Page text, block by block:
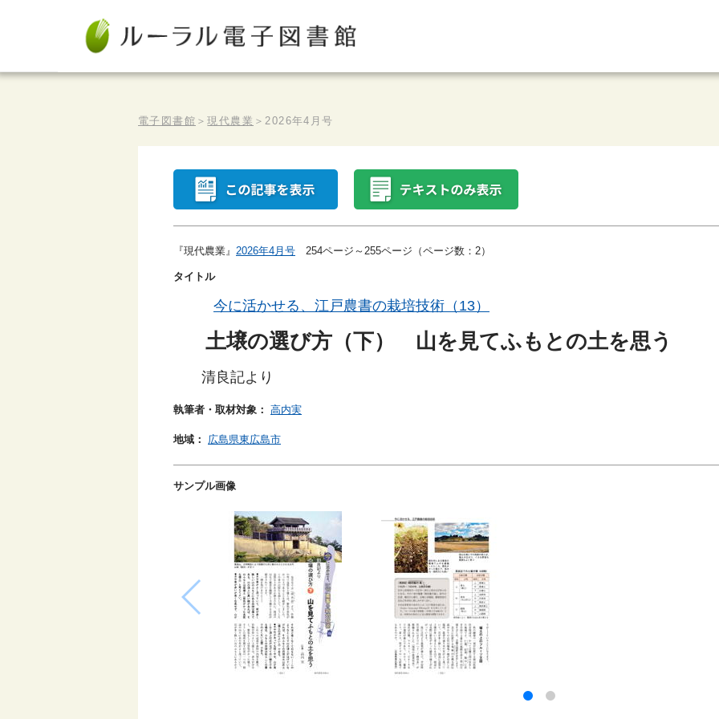
電子図書館 ＞現代農業 ＞2026年4月号
『現代農業』 2026年4月号 254ページ～255ページ（ページ数：2）
タイトル
今に活かせる、江戸農書の栽培技術（13）
土壌の選び方（下） 山を見てふもとの土を思う
清良記より
執筆者・取材対象： 高内実
地域： 広島県東広島市
サンプル画像